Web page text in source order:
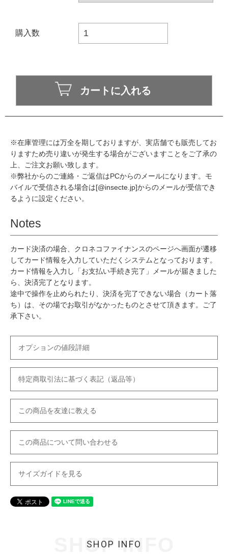
購入数
※在庫管理には万全を期しておりますが、実店舗でも販売してお
りますため売り違いが発生する場合がございますことをご了承の
上、ご注文お願い致します。
※弊社からのご連絡・ご返信はPCからのメールになります。モ
バイルで受信される場合は[@insecte.jp]からのメールが受信でき
るように設定ください。
Notes
カード決済の場合、クロネコファイナンスのページへ画面が遷移
してカード情報を入力していただくシステムとなっております。
カード情報を入力し「お支払い手続き完了」メールが届きました
ら、決済完了となります。
途中で操作を止められたり、決済を完了できない場合（カート落
ち）は、その場でお取引がなかったものとさせて頂きます。ご了
承下さい。
オプションの値段詳細
特定商取引法に基づく表記（返品等）
この商品を友達に教える
この商品について問い合わせる
サイズガイドを見る
SHOP INFO
SHOP INFO